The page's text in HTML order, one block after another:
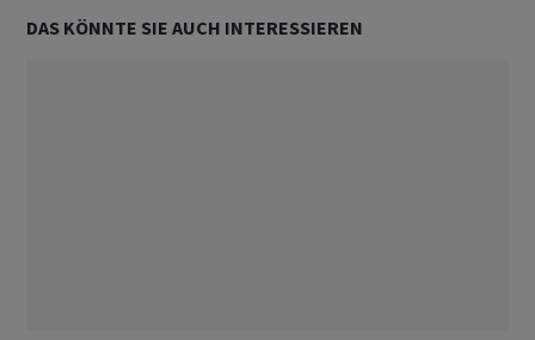
DAS KÖNNTE SIE AUCH INTERESSIEREN